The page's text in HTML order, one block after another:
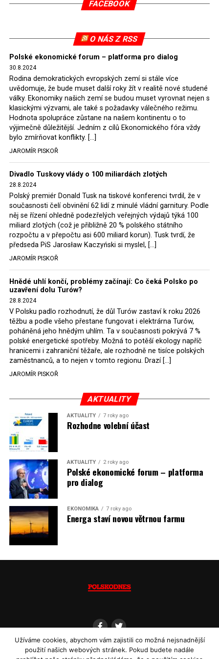
tomuto rozhodnutí nevyhověla, proto na žádost
2022, než byl tento případ z důvodu uzavření dohody
Polska s Českou republikou o odstranění příčin sporu o
důl Turów vymazán z rejstříku tribunálu. Celkem si
Polsko nechalo z přiznaných evropských fondů odečíst
asi 70 milionů eur na pokutách a 45 milionů eur
zaplatilo jako odškodnění České republice – ale jak důl,
tak elektrárna nadále fungovaly. Už tehdy zástupci
tehdejší opozice a dnes vládnoucí koalice, jako
místopředseda Občanské platformy (PO) Rafał
Hołownia, přímo řekli, že by se polská vláda měla
tomuto rozhodnutí podřídit.
Rozhodnutí polského ministra spravedlnosti jistě potěší
německé, české a polské ekology, ale i těžaře. Je těžké si
představit, že by o takové věci rozhodoval sám ministr
Bodnar. Musel získat politický souhlas vládnoucí koalice.
Stále jsou totiž platné argumenty Morawieckého vlády,
že důl i elektrárna jsou – kromě zabezpečování cca 7 %
polského energetického mixu – klíčovými podniky, spolu
se svými dceřinými společnostmi zaměstnávají cca pět
tisíc lidí. Navíc s činností dolu a elektrárny nepřímo
souvisí dalších několik desítek tisíc pracovních míst v
regionu. Zelená politika ale opět zvítězila.
Rozhodnutí polského ministra spravedlnosti jistě potěší
německé, české a polské ekology, kteří žalobu u
správního soudu podali, ale také německé a české
možná vozit své hnědé uhlí. ČEZ bude také spokojen –
škrtnutím 7 % elektřiny znamená totiž pro Polsko zcela
neplánované a nečekané skokové zvýšení závislosti na
dovozu elektřiny už od roku 2027.
Jaromír Piskoř
(psáno pro info.cz)
FACEBOOK
O NÁS Z RSS
Polské ekonomické forum – platforma pro dialog
30.8.2024
Rodina demokratických evropských zemí si stále více
uvědomuje, že bude muset další roky žít v realitě nové studené
války. Ekonomiky našich zemí se budou muset vyrovnat nejen s
klasickými výzvami, ale také s požadavky válečného režimu.
Hodnota spolupráce zůstane na našem kontinentu o to
výjimečně důležitější. Jedním z cílů Ekonomického fóra vždy
bylo zmírňovat konflikty. […]
JAROMÍR PISKOŘ
Divadlo Tuskovy vlády o 100 miliardách zlotých
28.8.2024
Polský premiér Donald Tusk na tiskové konferenci tvrdil, že v
současnosti čelí obvinění 62 lidí z minulé vládní garnitury. Podle
něj se řízení ohledně podezřelých veřejných výdajů týká 100
miliard zlotých (což je přibližně 20 % polského státního
rozpočtu a v přepočtu asi 600 miliard korun). Tusk tvrdí, že
předseda PiS Jarosław Kaczyński si myslel, […]
JAROMÍR PISKOŘ
Hnědé uhlí končí, problémy začínají: Co čeká Polsko po
uzavření dolu Turów?
28.8.2024
V Polsku padlo rozhodnutí, že důl Turów zastaví k roku 2026
těžbu a podle všeho přestane fungovat i elektrárna Turów,
poháněná jeho hnědým uhlím. Ta v současnosti pokrývá 7 %
polské energetické spotřeby. Možná to potěší ekology napříč
hranicemi i zahraniční těžaře, ale rozhodně ne tisíce polských
zaměstnanců, a to nejen v tomto regionu. Drazí […]
JAROMÍR PISKOŘ
AKTUALITY
AKTUALITY 7 roky ago
Rozhodne volební účast
AKTUALITY 2 roky ago
Polské ekonomické forum – platforma
pro dialog
EKONOMIKA 7 roky ago
Energa staví novou větrnou farmu
Užíváme cookies, abychom vám zajistili co možná nejsnadnější
použití našich webových stránek. Pokud budete nadále